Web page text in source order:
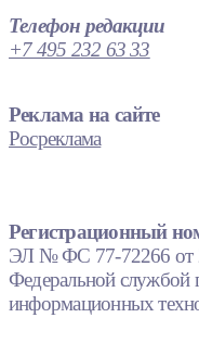
Телефон редакции
+7 495 232 63 33
Реклама на сайте
Росреклама
Регистрационный
ЭЛ № ФС 77-72266 от
Федеральной службой
информационных